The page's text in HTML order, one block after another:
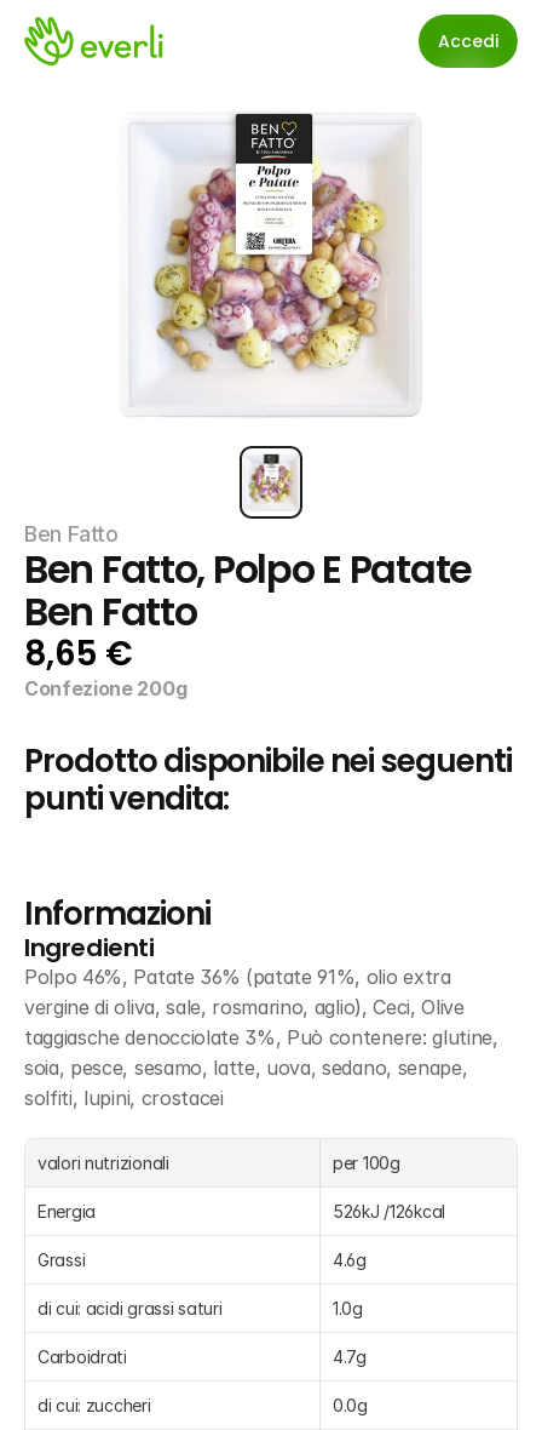
Accedi
Ben Fatto
Ben Fatto, Polpo E Patate
Ben Fatto
8,65 €
Confezione 200g
Prodotto disponibile nei seguenti
punti vendita:
Informazioni
Ingredienti
Polpo 46%, Patate 36% (patate 91%, olio extra
vergine di oliva, sale, rosmarino, aglio), Ceci, Olive
taggiasche denocciolate 3%, Può contenere: glutine,
soia, pesce, sesamo, latte, uova, sedano, senape,
solfiti, lupini, crostacei
valori nutrizionali per 100g
Energia 526kJ /126kcal
Grassi 4.6g
di cui: acidi grassi saturi 1.0g
Carboidrati 4.7g
di cui: zuccheri 0.0g